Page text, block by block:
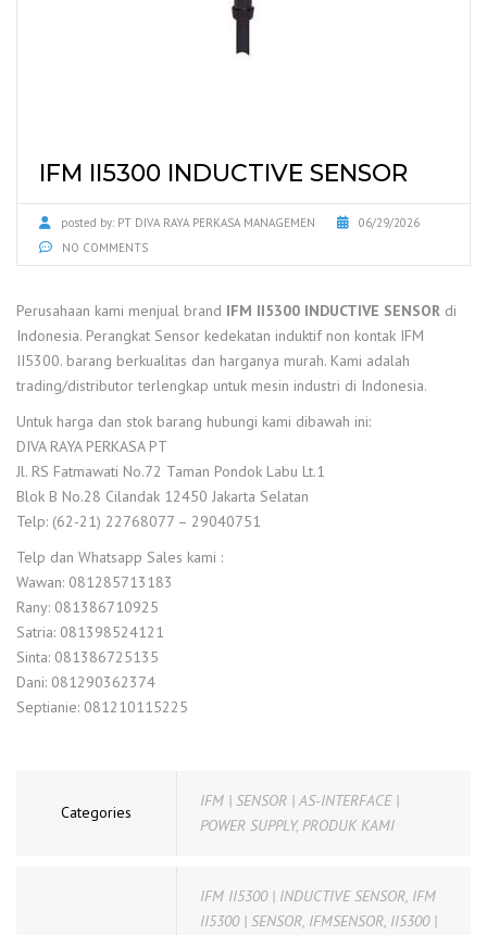
IFM II5300 INDUCTIVE SENSOR
posted by: PT DIVA RAYA PERKASA MANAGEMEN
06/29/2026
NO COMMENTS
Perusahaan kami menjual brand IFM II5300 INDUCTIVE SENSOR di
Indonesia. Perangkat Sensor kedekatan induktif non kontak IFM
II5300. barang berkualitas dan harganya murah. Kami adalah
trading/distributor terlengkap untuk mesin industri di Indonesia.
Untuk harga dan stok barang hubungi kami dibawah ini:
DIVA RAYA PERKASA PT
Jl. RS Fatmawati No.72 Taman Pondok Labu Lt.1
Blok B No.28 Cilandak 12450 Jakarta Selatan
Telp: (62-21) 22768077 – 29040751
Telp dan Whatsapp Sales kami :
Wawan: 081285713183
Rany: 081386710925
Satria: 081398524121
Sinta: 081386725135
Dani: 081290362374
Septianie: 081210115225
Categories
IFM | SENSOR | AS-INTERFACE |
POWER SUPPLY,PRODUK KAMI
IFM II5300 | INDUCTIVE SENSOR, IFM
II5300 | SENSOR, IFMSENSOR, II5300 |